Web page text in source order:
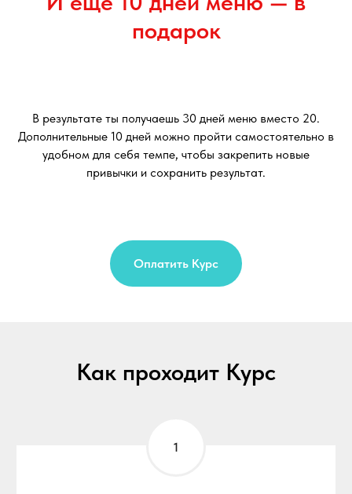
подарок
В результате ты получаешь 30 дней меню вместо 20.
Дополнительные 10 дней можно пройти самостоятельно в
удобном для себя темпе, чтобы закрепить новые
привычки и сохранить результат.
Оплатить Курс
Как проходит Курс